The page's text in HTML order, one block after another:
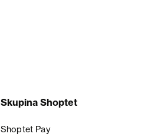
Skupina Shoptet
Shoptet Pay